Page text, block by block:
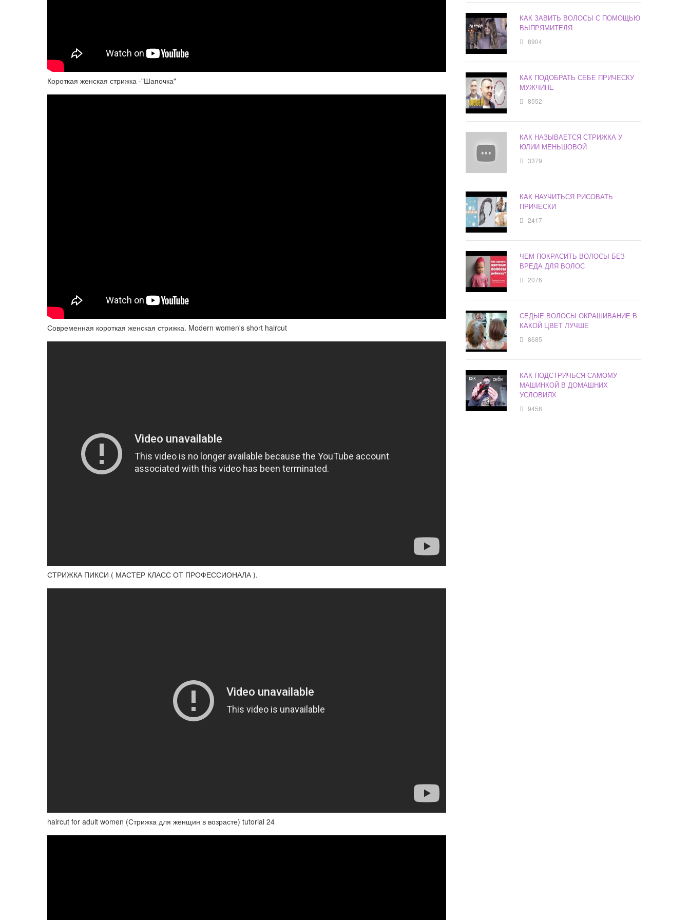
Короткая женская стрижка -"Шапочка"
Современная короткая женская стрижка. Modern women's short haircut
СТРИЖКА ПИКСИ ( МАСТЕР КЛАСС ОТ ПРОФЕССИОНАЛА ).
haircut for adult women (Стрижка для женщин в возрасте) tutorial 24
КАК ЗАВИТЬ ВОЛОСЫ С ПОМОЩЬЮ
ВЫПРЯМИТЕЛЯ
8904
КАК ПОДОБРАТЬ СЕБЕ ПРИЧЕСКУ
МУЖЧИНЕ
8552
КАК НАЗЫВАЕТСЯ СТРИЖКА У
ЮЛИИ МЕНЬШОВОЙ
3379
КАК НАУЧИТЬСЯ РИСОВАТЬ
ПРИЧЕСКИ
2417
ЧЕМ ПОКРАСИТЬ ВОЛОСЫ БЕЗ
ВРЕДА ДЛЯ ВОЛОС
2076
СЕДЫЕ ВОЛОСЫ ОКРАШИВАНИЕ В
КАКОЙ ЦВЕТ ЛУЧШЕ
8685
КАК ПОДСТРИЧЬСЯ САМОМУ
МАШИНКОЙ В ДОМАШНИХ
УСЛОВИЯХ
9458